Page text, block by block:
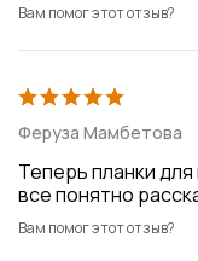
Вам помог этот отзыв?
Феруза Мамбетова
Теперь планки для
все понятно
Вам помог этот отзыв?